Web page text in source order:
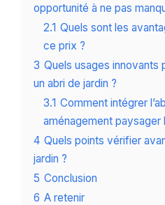
opportunité à ne pas
2.1 Quels sont les
ce prix ?
3 Quels usages innovants
un abri de jardin ?
3.1 Comment intégrer
aménagement paysager
4 Quels points vérifier
jardin ?
5 Conclusion
6 A retenir